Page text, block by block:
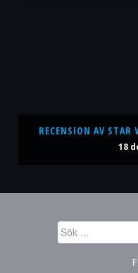
RECENSION AV STAR
18
Sök
...